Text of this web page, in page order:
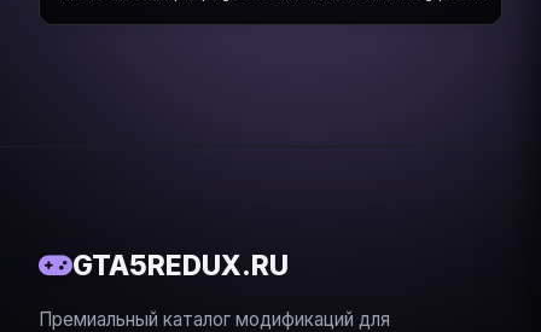
GTA5REDUX.RU
Премиальный каталог модификаций для